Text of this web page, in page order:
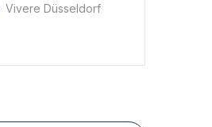
Vivere Düsseldorf